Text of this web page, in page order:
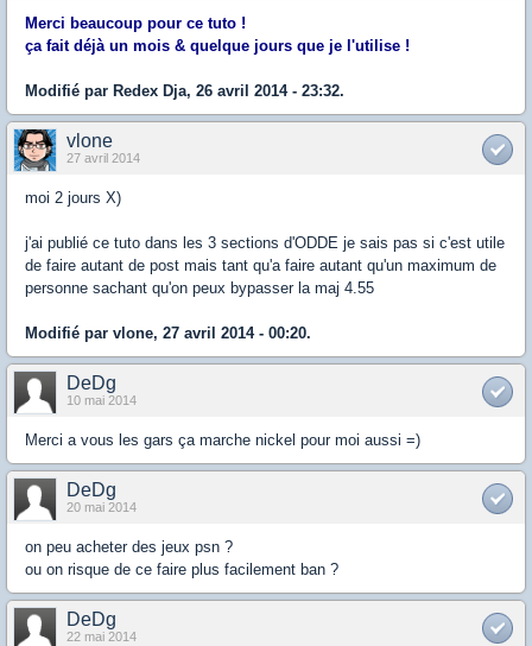
Merci beaucoup pour ce tuto !
ça fait déjà un mois & quelque jours que je l'utilise !
Modifié par Redex Dja, 26 avril 2014 - 23:32.
vlone
27 avril 2014
moi 2 jours X)
j'ai publié ce tuto dans les 3 sections d'ODDE je sais pas si c'est utile
de faire autant de post mais tant qu'a faire autant qu'un maximum de
personne sachant qu'on peux bypasser la maj 4.55
Modifié par vlone, 27 avril 2014 - 00:20.
DeDg
10 mai 2014
Merci a vous les gars ça marche nickel pour moi aussi =)
DeDg
20 mai 2014
on peu acheter des jeux psn ?
ou on risque de ce faire plus facilement ban ?
DeDg
22 mai 2014